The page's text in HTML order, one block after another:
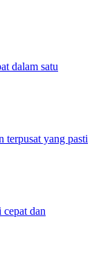
dalam satu
terpusat yang pasti
dan